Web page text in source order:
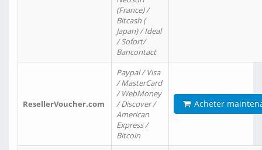
(France) /
Bitcash (
Japan) / Ideal
/ Sofort/
Bancontact
ResellerVoucher.com
Paypal / Visa
/ MasterCard
/ WebMoney
/ Discover /
American
Express /
Bitcoin
Acheter